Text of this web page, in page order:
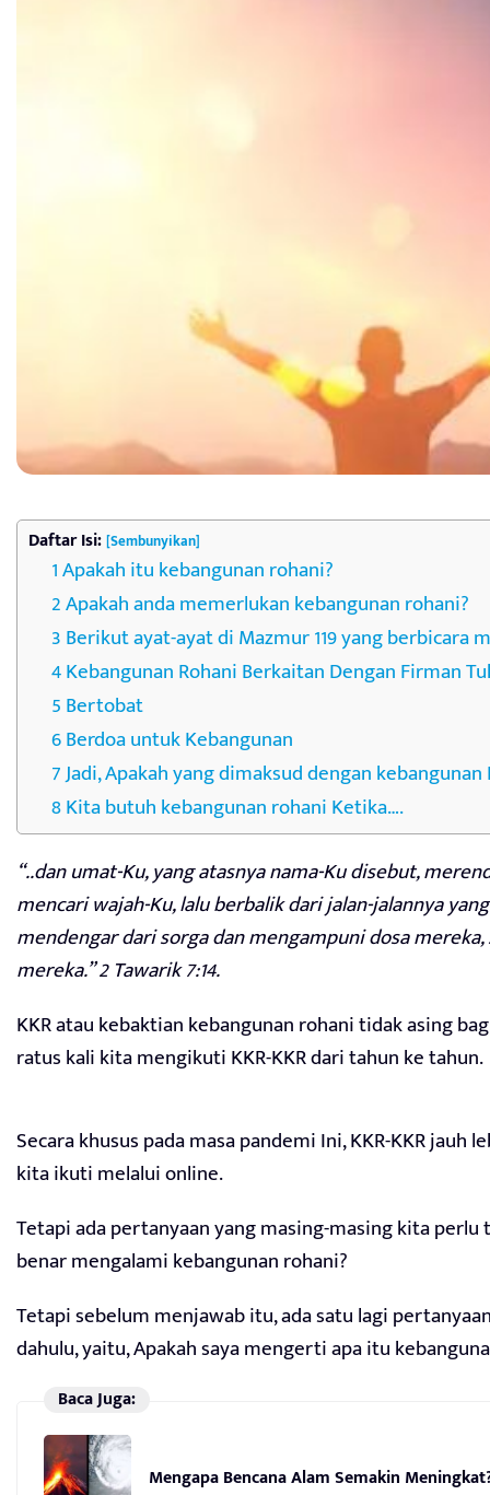
Daftar Isi:[Sembunyikan]
Apakah itu kebangunan rohani?
Apakah anda memerlukan kebangunan rohani?
Berikut ayat-ayat di Mazmur 119 yang berbicara
Kebangunan Rohani Berkaitan Dengan Firman
Bertobat
Berdoa untuk Kebangunan
Jadi, Apakah yang dimaksud dengan kebangunan
Kita butuh kebangunan rohani Ketika….
“..dan umat-Ku, yang atasnya nama-Ku disebut,
mencari wajah-Ku, lalu berbalik dari jalan-jalannya
mendengar dari sorga dan mengampuni dosa
mereka.” 2 Tawarik 7:14.
KKR atau kebaktian kebangunan rohani tidak asing
ratus kali kita mengikuti KKR-KKR dari tahun ke tahun.
Secara khusus pada masa pandemi Ini, KKR-KKR jauh
kita ikuti melalui online.
Tetapi ada pertanyaan yang masing-masing kita perlu
benar mengalami kebangunan rohani?
Tetapi sebelum menjawab itu, ada satu lagi
dahulu, yaitu, Apakah saya mengerti apa itu
Baca Juga:
Mengapa Bencana Alam Semakin